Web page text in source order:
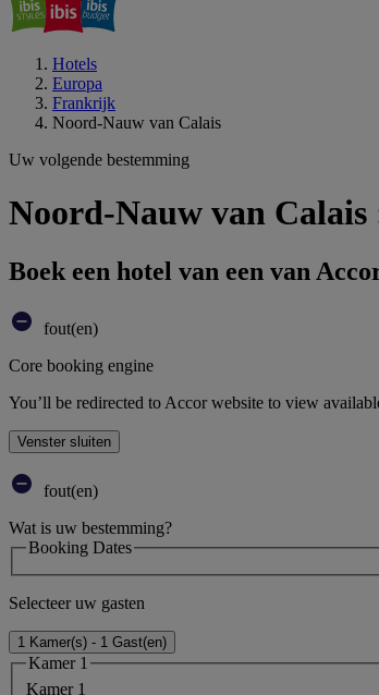
Hotels
Europa
Frankrijk
Noord-Nauw van Calais
Uw volgende bestemming
Noord-Nauw van
Boek een hotel van een van
fout(en)
Core booking engine
You’ll be redirected to Accor website to view
Venster sluiten
fout(en)
Wat is uw bestemming?
Booking Dates
Selecteer uw gasten
1 Kamer(s) - 1 Gast(en)
Kamer 1
Kamer 1